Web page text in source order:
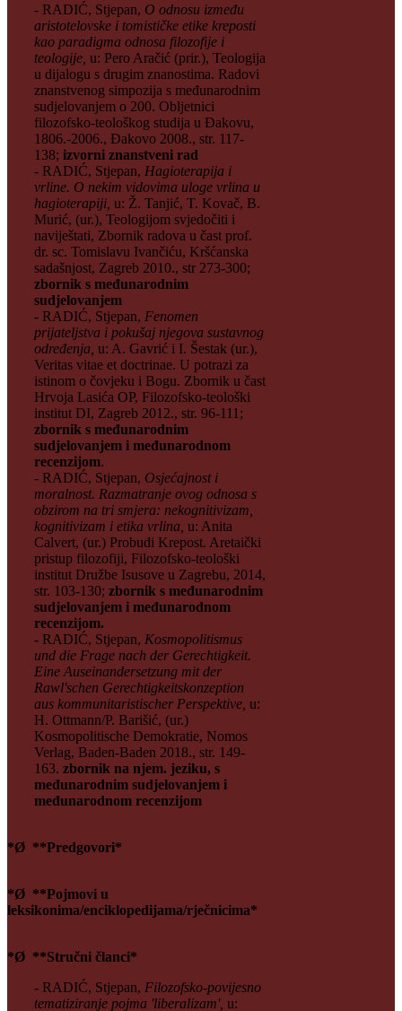
- RADIĆ, Stjepan, O odnosu između
aristotelovske i tomističke etike kreposti
kao paradigma odnosa filozofije i
teologije, u: Pero Aračić (prir.), Teologija
u dijalogu s drugim znanostima. Radovi
znanstvenog simpozija s međunarodnim
sudjelovanjem o 200. Obljetnici
filozofsko-teološkog studija u Đakovu,
1806.-2006., Đakovo 2008., str. 117-
138; izvorni znanstveni rad
- RADIĆ, Stjepan, Hagioterapija i
vrline. O nekim vidovima uloge vrlina u
hagioterapiji, u: Ž. Tanjić, T. Kovač, B.
Murić, (ur.), Teologijom svjedočiti i
naviještati, Zbornik radova u čast prof.
dr. sc. Tomislavu Ivančiću, Kršćanska
sadašnjost, Zagreb 2010., str 273-300;
zbornik s međunarodnim
sudjelovanjem
- RADIĆ, Stjepan, Fenomen
prijateljstva i pokušaj njegova sustavnog
određenja, u: A. Gavrić i I. Šestak (ur.),
Veritas vitae et doctrinae. U potrazi za
istinom o čovjeku i Bogu. Zbornik u čast
Hrvoja Lasića OP, Filozofsko-teološki
institut DI, Zagreb 2012., str. 96-111;
zbornik s međunarodnim
sudjelovanjem i međunarodnom
recenzijom.
- RADIĆ, Stjepan, Osjećajnost i
moralnost. Razmatranje ovog odnosa s
obzirom na tri smjera: nekognitivizam,
kognitivizam i etika vrlina, u: Anita
Calvert, (ur.) Probudi Krepost. Aretaički
pristup filozofiji, Filozofsko-teološki
institut Družbe Isusove u Zagrebu, 2014,
str. 103-130; zbornik s međunarodnim
sudjelovanjem i međunarodnom
recenzijom.
- RADIĆ, Stjepan, Kosmopolitismus
und die Frage nach der Gerechtigkeit.
Eine Auseinandersetzung mit der
Rawl'schen Gerechtigkeitskonzeption
aus kommunitaristischer Perspektive, u:
H. Ottmann/P. Barišić, (ur.)
Kosmopolitische Demokratie, Nomos
Verlag, Baden-Baden 2018., str. 149-
163. zbornik na njem. jeziku, s
međunarodnim sudjelovanjem i
međunarodnom recenzijom
*Ø **Predgovori*
*Ø **Pojmovi u
leksikonima/enciklopedijama/rječnicima*
*Ø **Stručni članci*
- RADIĆ, Stjepan, Filozofsko-povijesno
tematiziranje pojma 'liberalizam', u: